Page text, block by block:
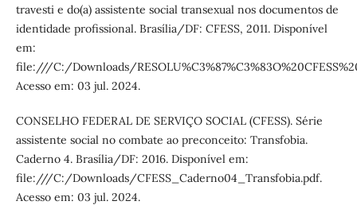
travesti e do(a) assistente social transexual nos documentos de
identidade profissional. Brasília/DF: CFESS, 2011. Disponível
em:
file:///C:/Downloads/
Acesso em: 03 jul. 2024.
CONSELHO FEDERAL DE SERVIÇO SOCIAL (CFESS). Série
assistente social no combate ao preconceito: Transfobia.
Caderno 4. Brasília/DF: 2016. Disponível em:
file:///C:/Downloads/CFESS_Caderno04_Transfobia.pdf.
Acesso em: 03 jul. 2024.